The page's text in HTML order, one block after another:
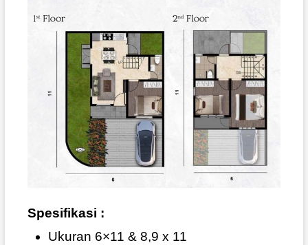
Spesifikasi :
Ukuran 6×11 & 8,9 x 11